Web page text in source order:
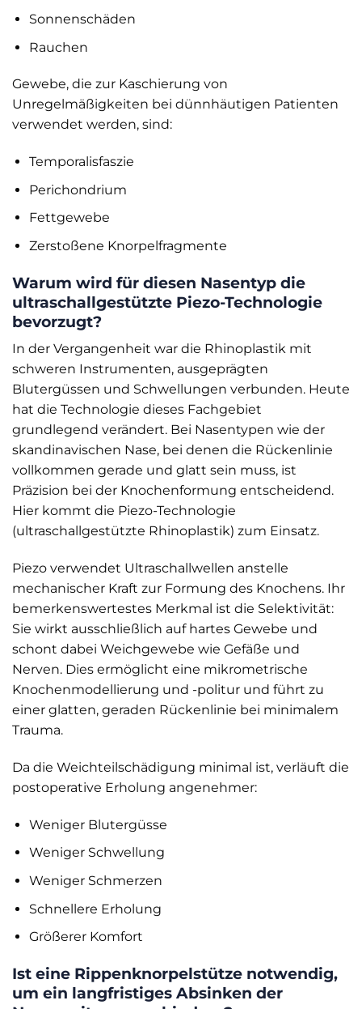
Sonnenschäden
Rauchen
Gewebe, die zur Kaschierung von
Unregelmäßigkeiten bei dünnhäutigen Patienten
verwendet werden, sind:
Temporalisfaszie
Perichondrium
Fettgewebe
Zerstoßene Knorpelfragmente
Warum wird für diesen Nasentyp die
ultraschallgestützte Piezo-Technologie
bevorzugt?
In der Vergangenheit war die Rhinoplastik mit
schweren Instrumenten, ausgeprägten
Blutergüssen und Schwellungen verbunden. Heute
hat die Technologie dieses Fachgebiet
grundlegend verändert. Bei Nasentypen wie der
skandinavischen Nase, bei denen die Rückenlinie
vollkommen gerade und glatt sein muss, ist
Präzision bei der Knochenformung entscheidend.
Hier kommt die Piezo-Technologie
(ultraschallgestützte Rhinoplastik) zum Einsatz.
Piezo verwendet Ultraschallwellen anstelle
mechanischer Kraft zur Formung des Knochens. Ihr
bemerkenswertestes Merkmal ist die Selektivität:
Sie wirkt ausschließlich auf hartes Gewebe und
schont dabei Weichgewebe wie Gefäße und
Nerven. Dies ermöglicht eine mikrometrische
Knochenmodellierung und -politur und führt zu
einer glatten, geraden Rückenlinie bei minimalem
Trauma.
Da die Weichteilschädigung minimal ist, verläuft die
postoperative Erholung angenehmer:
Weniger Blutergüsse
Weniger Schwellung
Weniger Schmerzen
Schnellere Erholung
Größerer Komfort
Ist eine Rippenknorpelstütze notwendig,
um ein langfristiges Absinken der